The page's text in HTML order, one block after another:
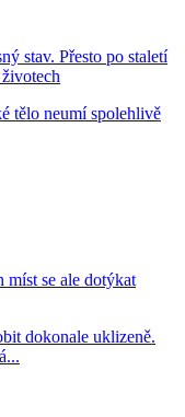
stav. Přesto po staletí
tělo neumí spolehlivě
se ale dotýkat
dokonale uklizeně.